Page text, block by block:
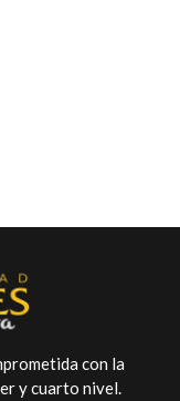
con la
y cuarto nivel.